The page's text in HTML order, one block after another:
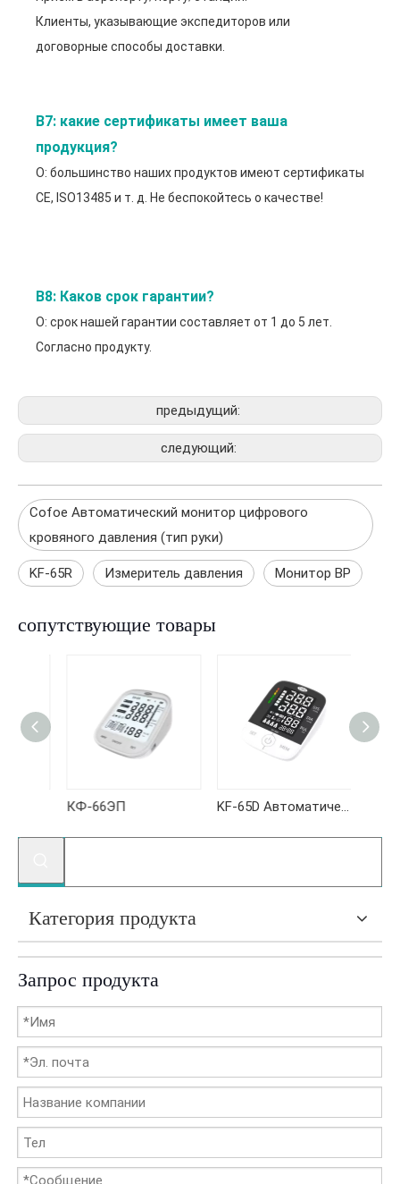
Клиенты, указывающие экспедиторов или
договорные способы доставки.
В7: какие сертификаты имеет ваша
продукция?
О: большинство наших продуктов имеют сертификаты
CE, ISO13485 и т. д. Не беспокойтесь о качестве!
В8: Каков срок гарантии?
О: срок нашей гарантии составляет от 1 до 5 лет.
Согласно продукту.
предыдущий:
следующий:
Cofoe Автоматический монитор цифрового
кровяного давления (тип руки)
KF-65R Измеритель давления Монитор BP
сопутствующие товары
КФ-66ЭП KF-65D Автоматический монитор артериального давления на плече
Категория продукта
Запрос продукта